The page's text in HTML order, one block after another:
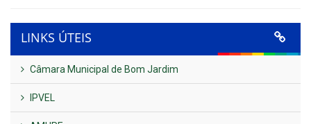
LINKS ÚTEIS
Câmara Municipal de Bom Jardim
IPVEL